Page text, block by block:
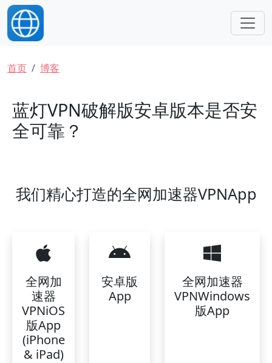
跳转到主要内容
面包屑
首页 博客
蓝灯VPN破解版安卓版本是否安
全可靠？
我们精心打造的全网加速器VPNApp
全网加
速器
VPNiOS
版App
(iPhone
& iPad)
安卓版
App
全网加速器
VPNWindows
版App